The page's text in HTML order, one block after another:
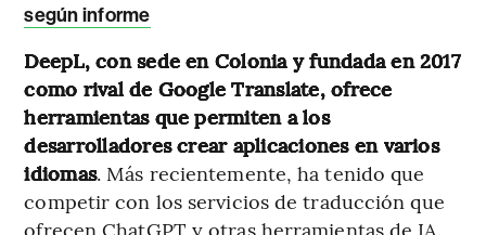
según informe
DeepL, con sede en Colonia y fundada en 2017
como rival de Google Translate, ofrece
herramientas que permiten a los
desarrolladores crear aplicaciones en varios
idiomas. Más recientemente, ha tenido que
competir con los servicios de traducción que
ofrecen ChatGPT y otras herramientas de IA.